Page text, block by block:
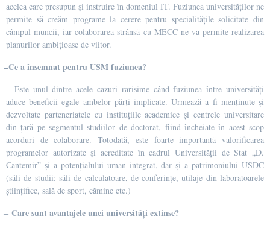
acelea care presupun și instruire în domeniul IT. Fuziunea universităților ne
permite să creăm programe la cerere pentru specialitățile solicitate din
câmpul muncii, iar colaborarea strânsă cu MECC ne va permite realizarea
planurilor ambițioase de viitor.
̶ Ce a însemnat pentru USM fuziunea?
– Este unul dintre acele cazuri rarisime când fuziunea între universități
aduce beneficii egale ambelor părți implicate. Urmează a fi menținute și
dezvoltate parteneriatele cu instituțiile academice și centrele universitare
din țară pe segmentul studiilor de doctorat, fiind încheiate în acest scop
acorduri de colaborare. Totodată, este foarte importantă valorificarea
programelor autorizate şi acreditate în cadrul Universităţii de Stat „D.
Cantemir” şi a potențialului uman integrat, dar și a patrimoniului USDC
(săli de studii; săli de calculatoare, de conferințe, utilaje din laboratoarele
științifice, sală de sport, cămine etc.)
̶ Care sunt avantajele unei universități extinse?